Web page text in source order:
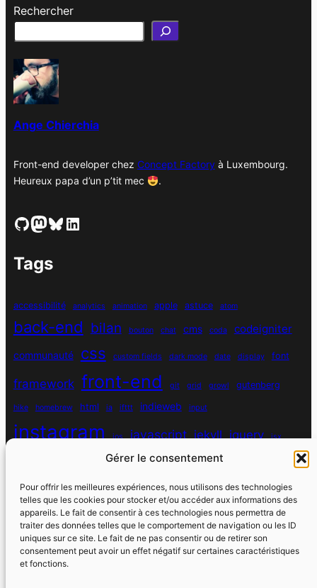
Gérer le consentement
Pour offrir les meilleures expériences, nous utilisons des technologies
telles que les cookies pour stocker et/ou accéder aux informations des
appareils. Le fait de consentir à ces technologies nous permettra de
traiter des données telles que le comportement de navigation ou les ID
uniques sur ce site. Le fait de ne pas consentir ou de retirer son
consentement peut avoir un effet négatif sur certaines caractéristiques
et fonctions.
c
e
s
Rechercher
Ange Chierchia
Front-end developer chez Concept Factoryà Luxembourg.
Heureux papa d’un p’tit mec
.
GitHub Mastodon Bluesky LinkedIn
Tags
accessibilité analytics animation apple astuce atom
back-end bilan bouton chat cms coda codeigniter
communauté css custom fields dark mode date display font
framework front-end git grid growl gutenberg
hike homebrew html ia ifttt indieweb input
instagram ios javascript jekyll jquery jsx
masonry media queries mysql navigation
personnel php pixel plugin print
programmation objet python quotes react regex responsive run
réseaux sociaux